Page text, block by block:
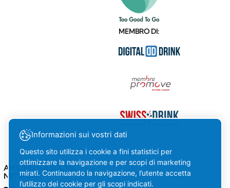
MEMBRO DI:
AMSTEIN SUI SOCIAL
NETWORK
Informazioni sui vostri dati
Questo sito utilizza i cookie a fini statistici per
ottimizzare la navigazione e per scopi di marketing
mirati. Continuando la navigazione, l’utente accetta
l’utilizzo dei cookie per gli scopi indicati.